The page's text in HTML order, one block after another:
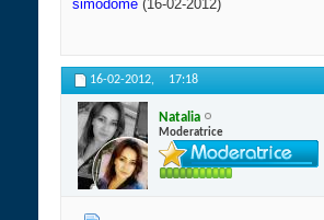
simodome (16-02-2012)
16-02-2012, 17:18
Natalia
Moderatrice